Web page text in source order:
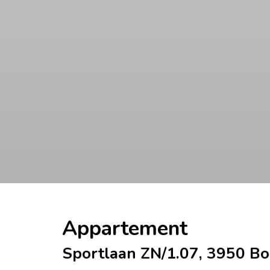
Appartement
Sportlaan ZN/1.07, 3950